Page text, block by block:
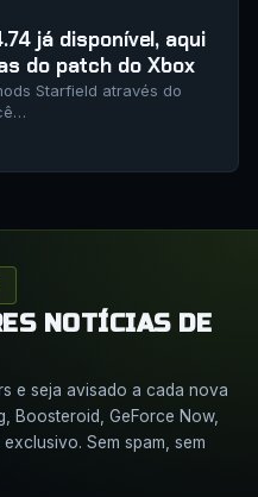
já disponível, aqui
do patch do Xbox
Starfield através do
NOTÍCIAS DE
e seja avisado a cada nova
Boosteroid, GeForce Now,
Sem spam, sem